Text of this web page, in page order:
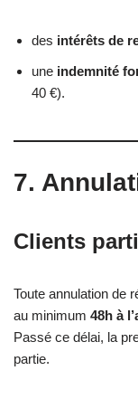
des intérêts de
une indemnité
40 €).
7.
Clients
Toute annulation de
au minimum 48h à
Passé ce délai, la
partie.